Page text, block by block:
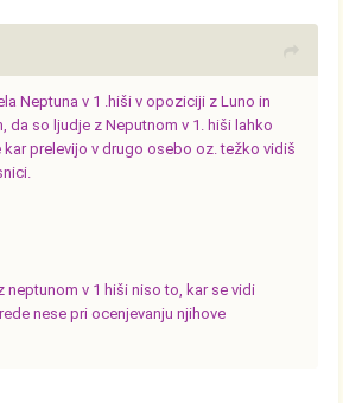
Neptuna v 1 .hiši v opoziciji z Luno in
da so ljudje z Neputnom v 1. hiši lahko
prelevijo v drugo osebo oz. težko vidiš
neptunom v 1 hiši niso to, kar se vidi
nese pri ocenjevanju njihove